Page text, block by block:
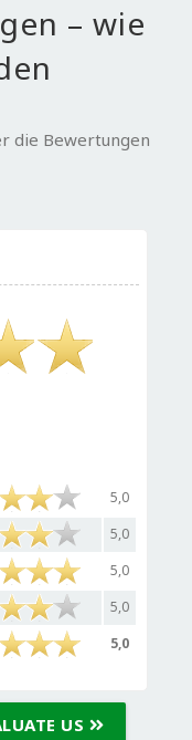
– wie
die Bewertungen
5,0
5,0
5,0
5,0
5,0
US